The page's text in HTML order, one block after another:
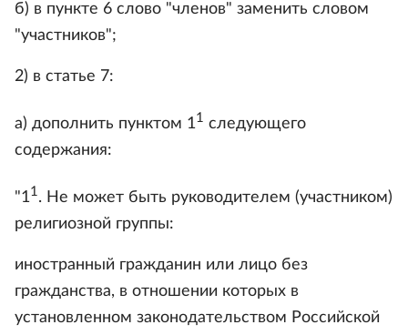
б) в пункте 6 слово "членов" заменить словом
"участников";
2) в статье 7:
а) дополнить пунктом 11 следующего
содержания:
"11. Не может быть руководителем (участником)
религиозной группы:
иностранный гражданин или лицо без
гражданства, в отношении которых в
установленном законодательством Российской